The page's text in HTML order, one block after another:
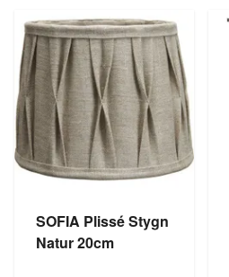
SOFIA Plissé Stygn
Natur 20cm